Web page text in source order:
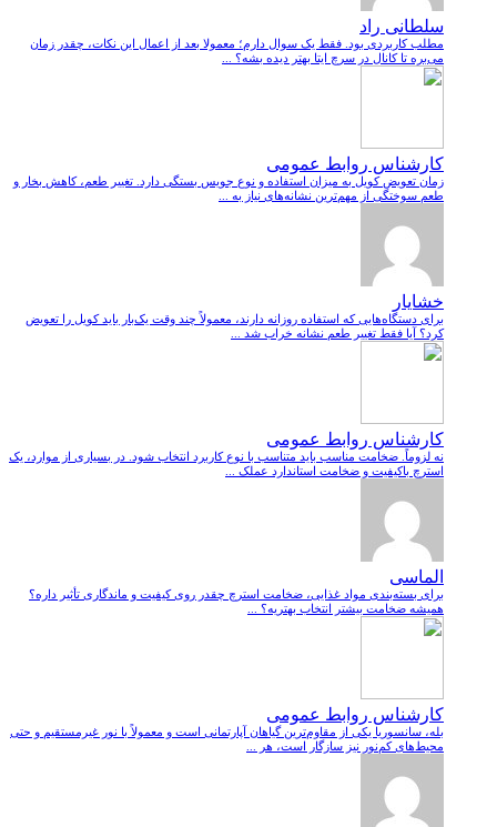
سلطانی راد
مطلب کاربردی بود. فقط یک سوال دارم؛ معمولا بعد از اعمال این نکات، چقدر زمان
می‌بره تا کانال در سرچ ایتا بهتر دیده بشه؟ ...
کارشناس روابط عمومی
زمان تعویض کویل به میزان استفاده و نوع جویس بستگی دارد. تغییر طعم، کاهش بخار و
طعم سوختگی از مهم‌ترین نشانه‌های نیاز به ...
خشایار
برای دستگاه‌هایی که استفاده روزانه دارند، معمولاً چند وقت یک‌بار باید کویل را تعویض
کرد؟ آیا فقط تغییر طعم نشانه خراب شد ...
کارشناس روابط عمومی
نه لزوماً. ضخامت مناسب باید متناسب با نوع کاربرد انتخاب شود. در بسیاری از موارد، یک
استرچ باکیفیت و ضخامت استاندارد عملک ...
الماسی
برای بسته‌بندی مواد غذایی، ضخامت استرچ چقدر روی کیفیت و ماندگاری تأثیر داره؟
همیشه ضخامت بیشتر انتخاب بهتریه؟ ...
کارشناس روابط عمومی
بله، سانسوریا یکی از مقاوم‌ترین گیاهان آپارتمانی است و معمولاً با نور غیرمستقیم و حتی
محیط‌های کم‌نور نیز سازگار است، هر ...